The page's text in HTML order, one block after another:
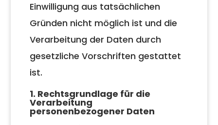
Einwilligung aus tatsächlichen
Gründen nicht möglich ist und die
Verarbeitung der Daten durch
gesetzliche Vorschriften gestattet
ist.
1. Rechtsgrundlage für die
Verarbeitung
personenbezogener Daten